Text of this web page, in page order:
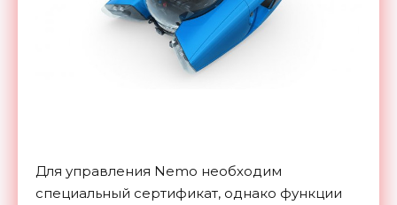
Для управления Nemo необходим
специальный сертификат, однако функции